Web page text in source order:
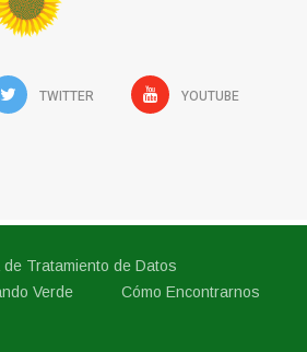
TWITTER YOUTUBE
Tratamiento de Datos
Verde
Cómo Encontrarnos